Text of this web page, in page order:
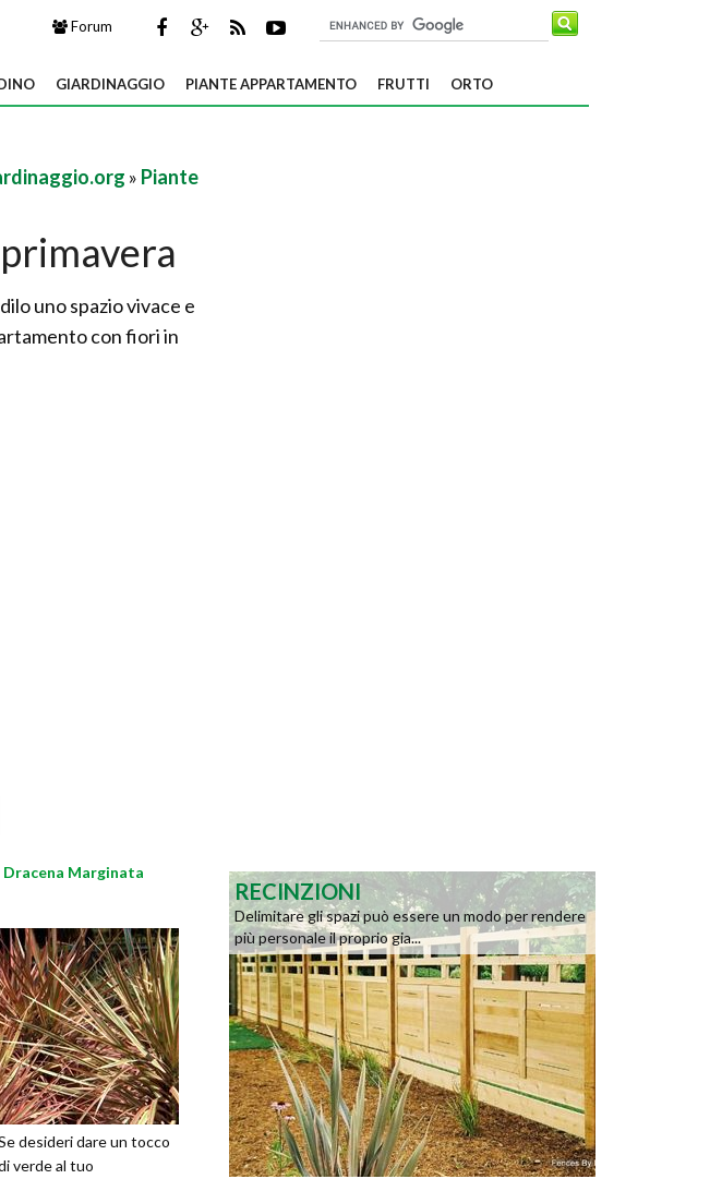
Forum
GIARDINAGGIO PIANTE APPARTAMENTO FRUTTI ORTO
» Piante
uno spazio vivace e
con fiori in
Dracena Marginata
desideri dare un tocco
verde al tuo
RECINZIONI
Delimitare gli spazi può essere un modo per rendere
più personale il proprio gia...